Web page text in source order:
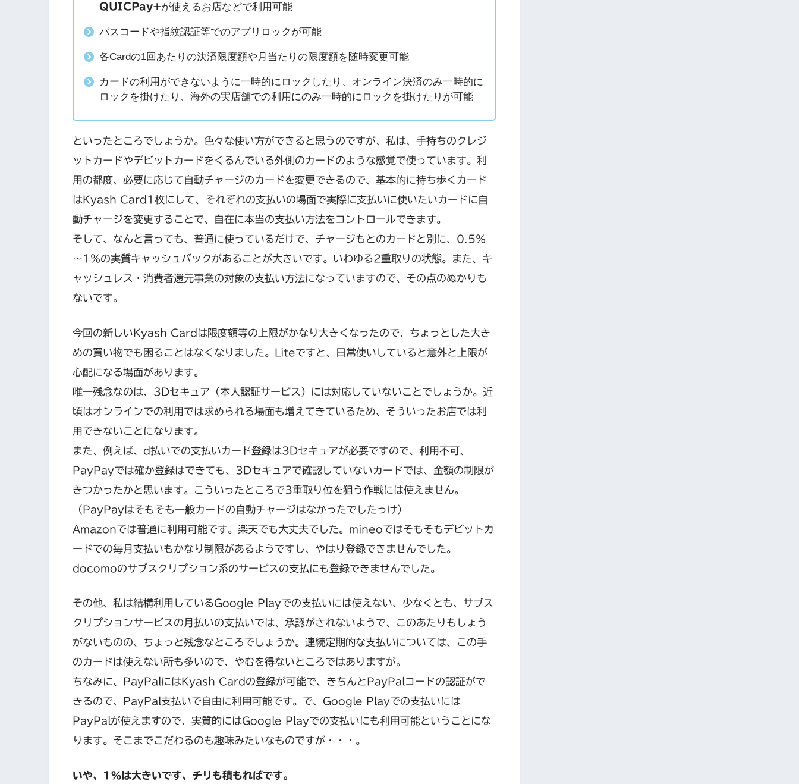
QUICPay+が使えるお店などで利用可能
パスコードや指紋認証等でのアプリロックが可能
各Cardの1回あたりの決済限度額や月当たりの限度額を随時変更可能
カードの利用ができないように一時的にロックしたり、オンライン決済のみ一時的に
ロックを掛けたり、海外の実店舗での利用にのみ一時的にロックを掛けたりが可能
といったところでしょうか。色々な使い方ができると思うのですが、私は、手持ちのクレジ
ットカードやデビットカードをくるんでいる外側のカードのような感覚で使っています。利
用の都度、必要に応じて自動チャージのカードを変更できるので、基本的に持ち歩くカード
はKyash Card1枚にして、それぞれの支払いの場面で実際に支払いに使いたいカードに自
動チャージを変更することで、自在に本当の支払い方法をコントロールできます。
そして、なんと言っても、普通に使っているだけで、チャージもとのカードと別に、0.5％
～1％の実質キャッシュバックがあることが大きいです。いわゆる2重取りの状態。また、キ
ャッシュレス・消費者還元事業の対象の支払い方法になっていますので、その点のぬかりも
ないです。
今回の新しいKyash Cardは限度額等の上限がかなり大きくなったので、ちょっとした大き
めの買い物でも困ることはなくなりました。Liteですと、日常使いしていると意外と上限が
心配になる場面があります。
唯一残念なのは、3Dセキュア（本人認証サービス）には対応していないことでしょうか。近
頃はオンラインでの利用では求められる場面も増えてきているため、そういったお店では利
用できないことになります。
また、例えば、d払いでの支払いカード登録は3Dセキュアが必要ですので、利用不可、
PayPayでは確か登録はできても、3Dセキュアで確認していないカードでは、金額の制限が
きつかったかと思います。こういったところで3重取り位を狙う作戦には使えません。
（PayPayはそもそも一般カードの自動チャージはなかったでしたっけ）
Amazonでは普通に利用可能です。楽天でも大丈夫でした。mineoではそもそもデビットカ
ードでの毎月支払いもかなり制限があるようですし、やはり登録できませんでした。
docomoのサブスクリプション系のサービスの支払にも登録できませんでした。
その他、私は結構利用しているGoogle Playでの支払いには使えない、少なくとも、サブス
クリプションサービスの月払いの支払いでは、承認がされないようで、このあたりもしょう
がないものの、ちょっと残念なところでしょうか。連続定期的な支払いについては、この手
のカードは使えない所も多いので、やむを得ないところではありますが。
ちなみに、PayPalにはKyash Cardの登録が可能で、きちんとPayPalコードの認証がで
きるので、PayPal支払いで自由に利用可能です。で、Google Playでの支払いには
PayPalが使えますので、実質的にはGoogle Playでの支払いにも利用可能ということにな
ります。そこまでこだわるのも趣味みたいなものですが・・・。
いや、1％は大きいです、チリも積もればです。